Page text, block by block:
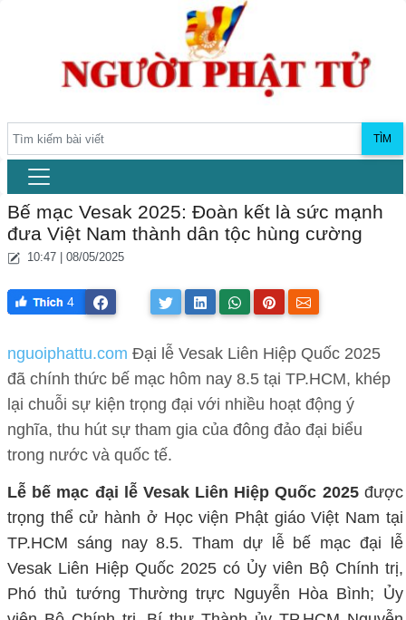
TÌM
Bế mạc Vesak 2025: Đoàn kết là sức mạnh
đưa Việt Nam thành dân tộc hùng cường
10:47 | 08/05/2025
4
nguoiphattu.com Đại lễ Vesak Liên Hiệp Quốc 2025
đã chính thức bế mạc hôm nay 8.5 tại TP.HCM, khép
lại chuỗi sự kiện trọng đại với nhiều hoạt động ý
nghĩa, thu hút sự tham gia của đông đảo đại biểu
trong nước và quốc tế.
Lễ bế mạc đại lễ Vesak Liên Hiệp Quốc 2025được
trọng thể cử hành ở Học viện Phật giáo Việt Nam tại
TP.HCM sáng nay 8.5. Tham dự lễ bế mạc đại lễ
Vesak Liên Hiệp Quốc 2025 có Ủy viên Bộ Chính trị,
Phó thủ tướng Thường trực Nguyễn Hòa Bình; Ủy